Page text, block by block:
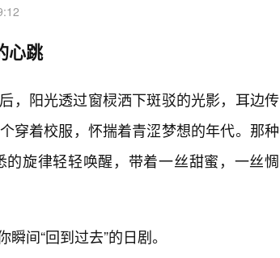
心跳
，阳光透过窗棂洒下斑驳的光影，耳边传
穿着校服，怀揣着青涩梦想的年代。那种
旋律轻轻唤醒，带着一丝甜蜜，一丝惆
间“回到过去”的日剧。